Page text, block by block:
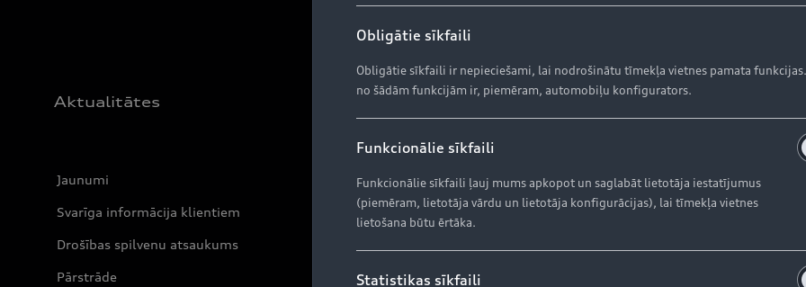
Audi Līzings
Aktualitātes
Jaunumi
Svarīga informācija klientiem
Drošības spilvenu atsaukums
Pārstrāde
AUDI AG
Par kompāniju (ENG)
Ražošanas vietas (ENG)
Obligātie sīkfaili
Obligātie sīkfaili ir nepieciešami, lai nodrošinātu tīmekļa vietnes pamata
no šādām funkcijām ir, piemēram, automobiļu konfigurators.
Funkcionālie sīkfaili
Funkcionālie sīkfaili ļauj mums apkopot un saglabāt lietotāja iestatījumus
(piemēram, lietotāja vārdu un lietotāja konfigurācijas), lai tīmekļa vietnes
lietošana būtu ērtāka.
Statistikas sīkfaili